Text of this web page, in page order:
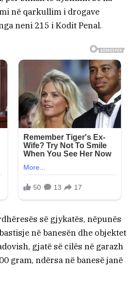
në qarkullim i drogave
neni 215 i Kodit Penal.
së gjykatës, nëpunës
në banesën dhe objektet
gjatë së cilës në garazh
gram, ndërsa në banesë janë